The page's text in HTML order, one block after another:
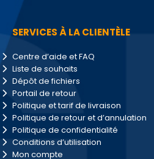
SERVICES À LA CLIENTÈLE
Centre d’aide et FAQ
Liste de souhaits
Dépôt de fichiers
Portail de retour
Politique et tarif de livraison
Politique de retour et d’annulation
Politique de confidentialité
Conditions d’utilisation
Mon compte